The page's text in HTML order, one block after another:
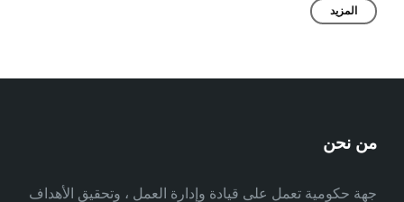
المزيد
من نحن
جهة حكومية تعمل على قيادة وإدارة العمل ، وتحقيق الأهداف